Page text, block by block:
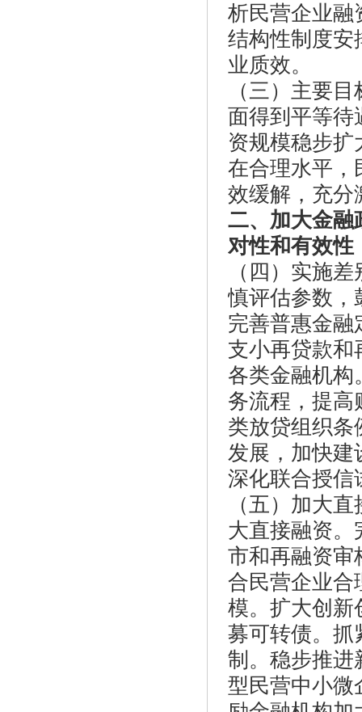
析民营企业融
结构性制度安
业质效。
（三）主要
面得到平等待
资规模稳步扩
在合理水平，
效缓解，充分
二、加大金融
对性和有效性
（四）实施
慎评估参数，
完善普惠金融
支小再贷款和
各类金融机构
务流程，提高
类放贷组织条
发展，加快建
深化联合授信
（五）加大
大直接融资。
市和再融资审
合民营企业合
模。扩大创新
募可转债。抓
制。稳步推进
型民营中小微